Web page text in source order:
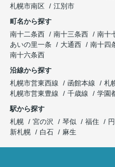
札幌市南区
江別市
町名から探す
南十二条西
南十三条西 南十
あいの里一条
大通西 南十四
南十六条西
沿線から探す
札幌市営東西線
函館本線
札
札幌市営東豊線
千歳線 学園
駅から探す
札幌
宮の沢 琴似 福住
新札幌
白石 麻生